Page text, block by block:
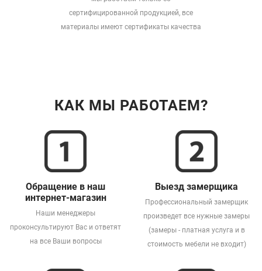
сертифицированной продукцией, все
материалы имеют сертификаты качества
КАК МЫ РАБОТАЕМ?
Обращение в наш
интернет-магазин
Наши менеджеры
проконсультируют Вас и ответят
на все Ваши вопросы
Выезд замерщика
Профессиональный замерщик
произведет все нужные замеры
(замеры - платная услуга и в
стоимость мебели не входит)